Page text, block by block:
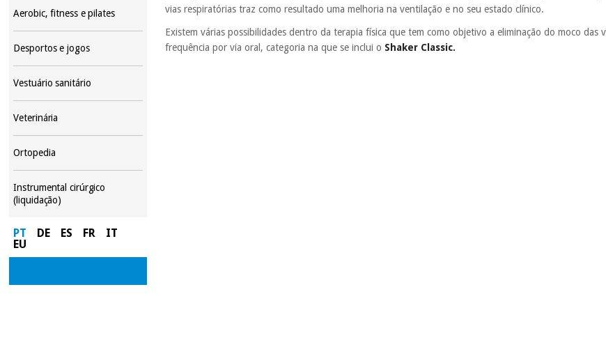
Aerobic, fitness e pilates
Desportos e jogos
Vestuário sanitário
Veterinária
Ortopedia
Instrumental cirúrgico
(liquidação)
PT DE ES FR
IT
EU
vias respiratórias traz como resultado uma melhoria na ventilação e no seu estado clínico.
Existem várias possibilidades dentro da terapia física que tem como objetivo a eliminação do moco das
frequência por via oral, categoria na que se inclui o Shaker Classic.